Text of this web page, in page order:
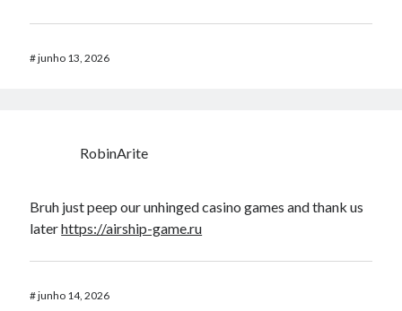
#junho 13, 2026
RobinArite
Bruh just peep our unhinged casino games and thank us
laterhttps://airship-game.ru
#junho 14, 2026